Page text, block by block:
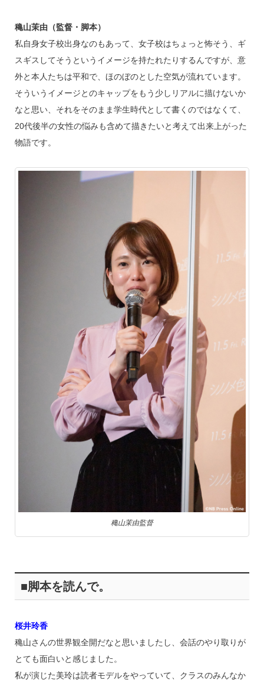
穐山茉由（監督・脚本）
私自身女子校出身なのもあって、女子校はちょっと怖そう、ギ
スギスしてそうというイメージを持たれたりするんですが、意
外と本人たちは平和で、ほのぼのとした空気が流れています。
そういうイメージとのキャップをもう少しリアルに描けないか
なと思い、それをそのまま学生時代として書くのではなくて、
20代後半の女性の悩みも含めて描きたいと考えて出来上がった
物語です。
穐山茉由監督
■脚本を読んで。
桜井玲香
穐山さんの世界観全開だなと思いましたし、会話のやり取りが
とても面白いと感じました。
私が演じた美玲は読者モデルをやっていて、クラスのみんなか